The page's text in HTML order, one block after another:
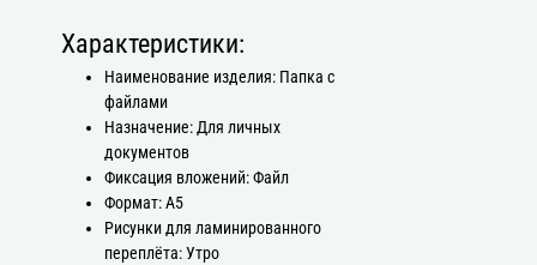
Характеристики:
Наименование изделия: Папка с
файлами
Назначение: Для личных
документов
Фиксация вложений: Файл
Формат: А5
Рисунки для ламинированного
переплёта: Утро